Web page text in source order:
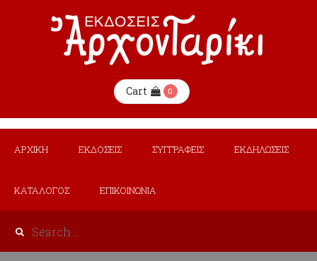
Cart 0
ΑΡΧΙΚΗ ΕΚΔΟΣΕΙΣ ΣΥΓΓΡΑΦΕΙΣ ΕΚΔΗΛΩΣΕΙΣ
ΚΑΤΑΛΟΓΟΣ ΕΠΙΚΟΙΝΩΝΙΑ